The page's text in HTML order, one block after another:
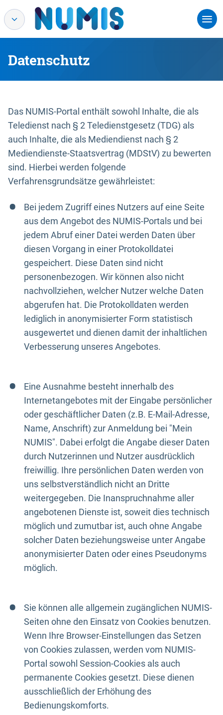
Datenschutz
Das NUMIS-Portal enthält sowohl Inhalte, die als
Teledienst nach § 2 Teledienstgesetz (TDG) als
auch Inhalte, die als Mediendienst nach § 2
Mediendienste-Staatsvertrag (MDStV) zu bewerten
sind. Hierbei werden folgende
Verfahrensgrundsätze gewährleistet:
Bei jedem Zugriff eines Nutzers auf eine Seite
aus dem Angebot des NUMIS-Portals und bei
jedem Abruf einer Datei werden Daten über
diesen Vorgang in einer Protokolldatei
gespeichert. Diese Daten sind nicht
personenbezogen. Wir können also nicht
nachvollziehen, welcher Nutzer welche Daten
abgerufen hat. Die Protokolldaten werden
lediglich in anonymisierter Form statistisch
ausgewertet und dienen damit der inhaltlichen
Verbesserung unseres Angebotes.
Eine Ausnahme besteht innerhalb des
Internetangebotes mit der Eingabe persönlicher
oder geschäftlicher Daten (z.B. E-Mail-Adresse,
Name, Anschrift) zur Anmeldung bei "Mein
NUMIS". Dabei erfolgt die Angabe dieser Daten
durch Nutzerinnen und Nutzer ausdrücklich
freiwillig. Ihre persönlichen Daten werden von
uns selbstverständlich nicht an Dritte
weitergegeben. Die Inanspruchnahme aller
angebotenen Dienste ist, soweit dies technisch
möglich und zumutbar ist, auch ohne Angabe
solcher Daten beziehungsweise unter Angabe
anonymisierter Daten oder eines Pseudonyms
möglich.
Sie können alle allgemein zugänglichen NUMIS-
Seiten ohne den Einsatz von Cookies benutzen.
Wenn Ihre Browser-Einstellungen das Setzen
von Cookies zulassen, werden vom NUMIS-
Portal sowohl Session-Cookies als auch
permanente Cookies gesetzt. Diese dienen
ausschließlich der Erhöhung des
Bedienungskomforts.